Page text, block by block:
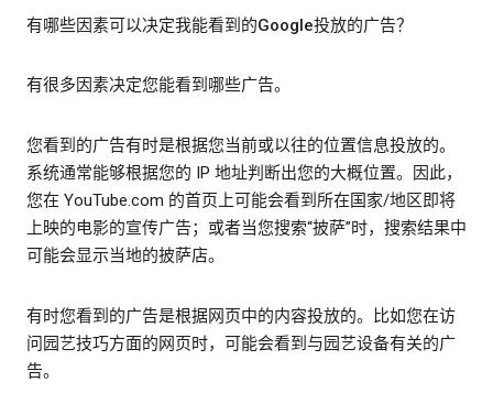
有哪些因素可以决定我能看到的Google投放的广告？
有很多因素决定您能看到哪些广告。
您看到的广告有时是根据您当前或以往的位置信息投放的。
系统通常能够根据您的 IP 地址判断出您的大概位置。因此，
您在 YouTube.com 的首页上可能会看到所在国家/地区即将
上映的电影的宣传广告；或者当您搜索“披萨”时，搜索结果中
可能会显示当地的披萨店。
有时您看到的广告是根据网页中的内容投放的。比如您在访
问园艺技巧方面的网页时，可能会看到与园艺设备有关的广
告。